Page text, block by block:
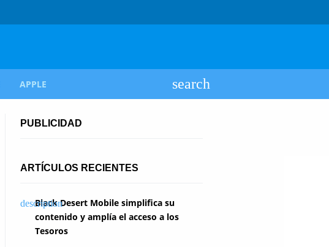
APPLE
PUBLICIDAD
ARTÍCULOS RECIENTES
Black Desert Mobile simplifica su
contenido y amplía el acceso a los
Tesoros